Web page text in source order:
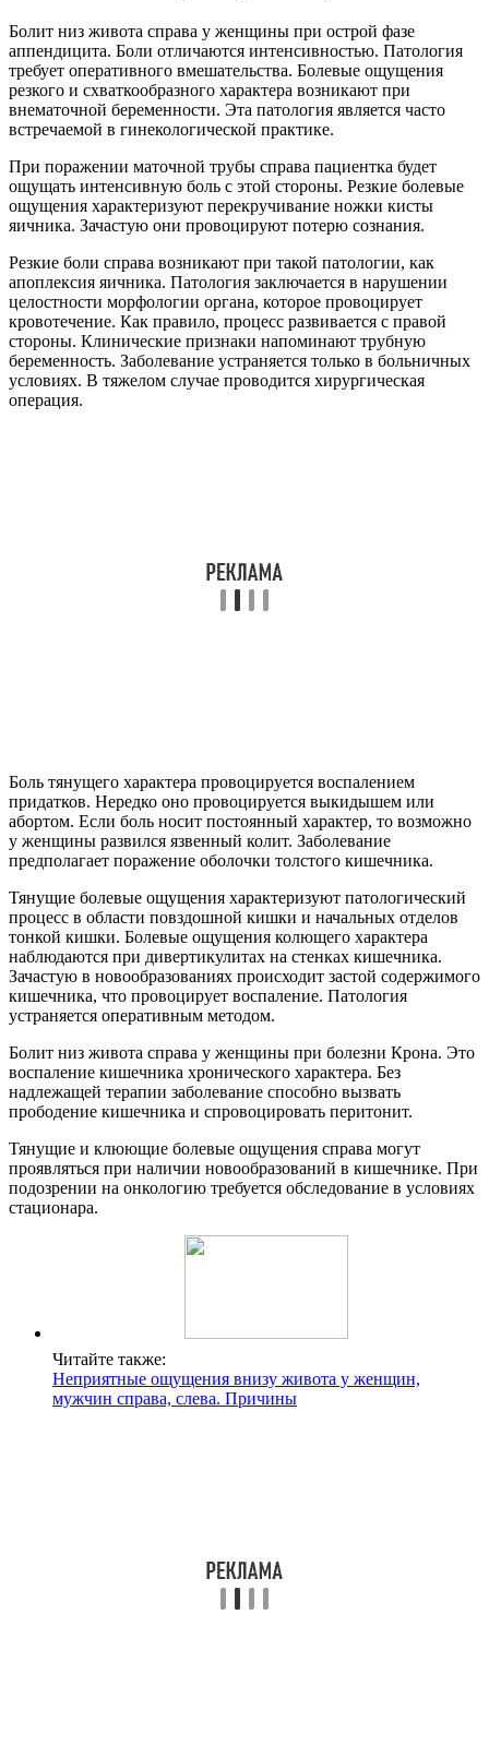
Болит низ живота справа у женщины при острой фазе
аппендицита. Боли отличаются интенсивностью. Патология
требует оперативного вмешательства. Болевые ощущения
резкого и схваткообразного характера возникают при
внематочной беременности. Эта патология является часто
встречаемой в гинекологической практике.
При поражении маточной трубы справа пациентка будет
ощущать интенсивную боль с этой стороны. Резкие болевые
ощущения характеризуют перекручивание ножки кисты
яичника. Зачастую они провоцируют потерю сознания.
Резкие боли справа возникают при такой патологии, как
апоплексия яичника. Патология заключается в нарушении
целостности морфологии органа, которое провоцирует
кровотечение. Как правило, процесс развивается с правой
стороны. Клинические признаки напоминают трубную
беременность. Заболевание устраняется только в больничных
условиях. В тяжелом случае проводится хирургическая
операция.
Боль тянущего характера провоцируется воспалением
придатков. Нередко оно провоцируется выкидышем или
абортом. Если боль носит постоянный характер, то возможно
у женщины развился язвенный колит. Заболевание
предполагает поражение оболочки толстого кишечника.
Тянущие болевые ощущения характеризуют патологический
процесс в области повздошной кишки и начальных отделов
тонкой кишки. Болевые ощущения колющего характера
наблюдаются при дивертикулитах на стенках кишечника.
Зачастую в новообразованиях происходит застой содержимого
кишечника, что провоцирует воспаление. Патология
устраняется оперативным методом.
Болит низ живота справа у женщины при болезни Крона. Это
воспаление кишечника хронического характера. Без
надлежащей терапии заболевание способно вызвать
прободение кишечника и спровоцировать перитонит.
Тянущие и клюющие болевые ощущения справа могут
проявляться при наличии новообразований в кишечнике. При
подозрении на онкологию требуется обследование в условиях
стационара.
Читайте также:
Неприятные ощущения внизу живота у женщин,
мужчин справа, слева. Причины